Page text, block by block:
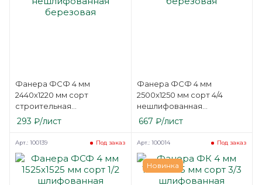
Фанера ФСФ 4 мм
2440х1220 мм сорт
строительная
нешлифованная
березовая
293 ₽/лист
Фанера ФСФ 4 мм
2500х1250 мм сорт 4/4
нешлифованная
березовая
667 ₽/лист
Под заказ
Арт.: 100139
Новинка
Под заказ
Арт.: 100014